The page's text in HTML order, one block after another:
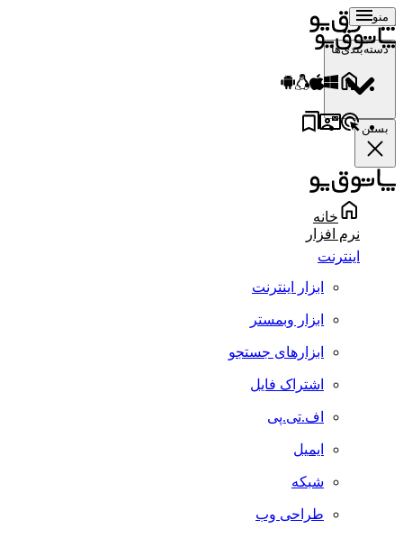
منو
دسته‌بندی‌ها
بستن
خانه
نرم افزار
اینترنت
ابزار اینترنت
ابزار وبمستر
ابزارهای جستجو
اشتراک فایل
اف.تی.پی
ایمیل
شبکه
طراحی وب